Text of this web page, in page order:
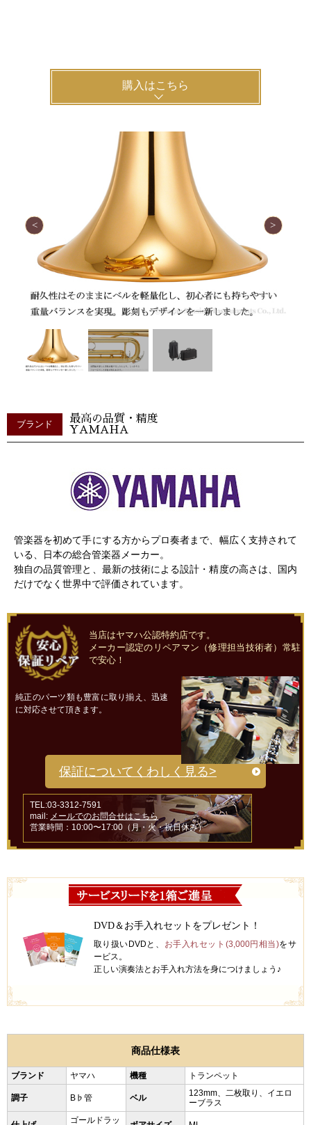
購入はこちら
ブランド
最高の品質・精度
YAMAHA
管楽器を初めて手にする方からプロ奏者まで、幅広く支持されて
いる、日本の総合管楽器メーカー。
独自の品質管理と、最新の技術による設計・精度の高さは、国内
だけでなく世界中で評価されています。
当店はヤマハ公認特約店です。
メーカー認定のリペアマン（修理担当技術者）常駐
で安心！
純正のパーツ類も豊富に取り揃え、迅速
に対応させて頂きます。
保証についてくわしく見る>
TEL:03-3312-7591
mail: メールでのお問合せはこちら
営業時間：10:00〜17:00（月・火・祝日休み）
DVD＆お手入れセットをプレゼント！
取り扱いDVDと、 お手入れセット(3,000円相当)をサ
ービス。
正しい演奏法とお手入れ方法を身につけましょう♪
商品仕様表
ブランド ヤマハ 機種 トランペット
調子 B♭管 ベル
123mm、二枚取り、イエロ
ーブラス
ゴールドラッ